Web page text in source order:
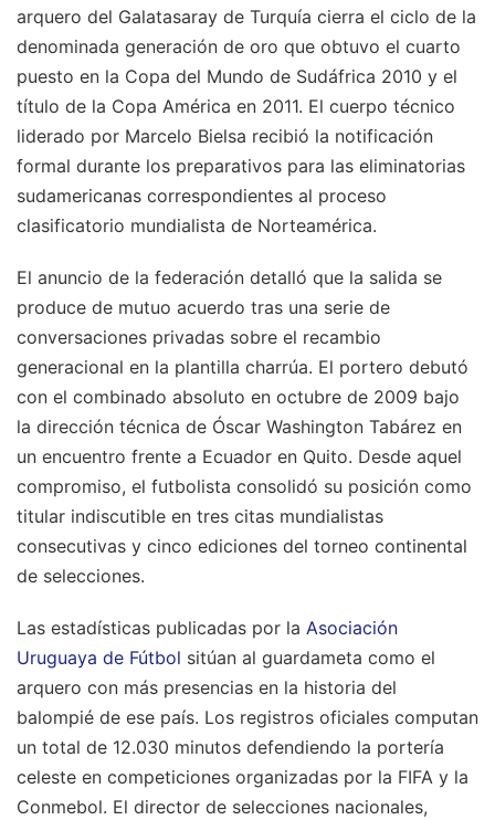
arquero del Galatasaray de Turquía cierra el ciclo de la
denominada generación de oro que obtuvo el cuarto
puesto en la Copa del Mundo de Sudáfrica 2010 y el
título de la Copa América en 2011. El cuerpo técnico
liderado por Marcelo Bielsa recibió la notificación
formal durante los preparativos para las eliminatorias
sudamericanas correspondientes al proceso
clasificatorio mundialista de Norteamérica.
El anuncio de la federación detalló que la salida se
produce de mutuo acuerdo tras una serie de
conversaciones privadas sobre el recambio
generacional en la plantilla charrúa. El portero debutó
con el combinado absoluto en octubre de 2009 bajo
la dirección técnica de Óscar Washington Tabárez en
un encuentro frente a Ecuador en Quito. Desde aquel
compromiso, el futbolista consolidó su posición como
titular indiscutible en tres citas mundialistas
consecutivas y cinco ediciones del torneo continental
de selecciones.
Las estadísticas publicadas por la Asociación
Uruguaya de Fútbol sitúan al guardameta como el
arquero con más presencias en la historia del
balompié de ese país. Los registros oficiales computan
un total de 12.030 minutos defendiendo la portería
celeste en competiciones organizadas por la FIFA y la
Conmebol. El director de selecciones nacionales,